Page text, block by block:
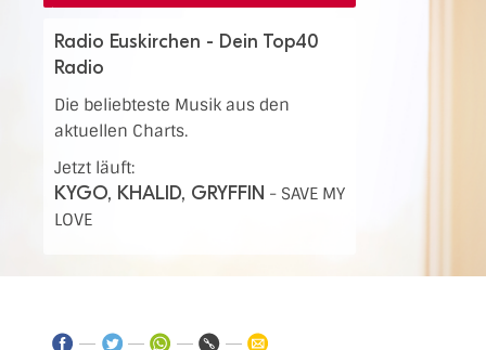
Radio Euskirchen - Dein Top40
Radio
Die beliebteste Musik aus den
aktuellen Charts.
Jetzt läuft:
KYGO, KHALID, GRYFFIN - SAVE MY
LOVE